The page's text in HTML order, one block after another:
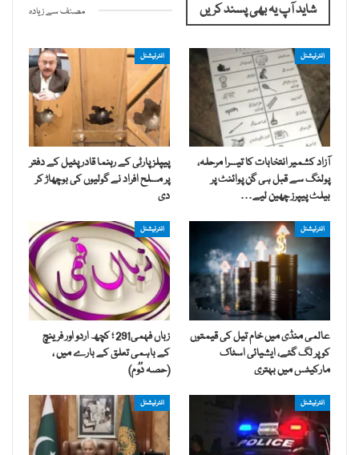
شاید آپ یہ بھی پسند کریں مصنف سے زیادہ
انٹرنیشنل
آزاد کشمیر انتخابات کا تیسرا مرحلہ،
پولنگ سے قبل ہی گن پوائنٹ پر
بیلٹ پیپرز چھین لیے…
انٹرنیشنل
پیپلز پارٹی کے رہنما قادر پٹیل کے دفتر
پر مسلح افراد نے گولیوں کی بوچھاڑ کر
دی
انٹرنیشنل
عالمی منڈی میں خام تیل کی قیمتوں
کو پر لگ گئے، ایشیائی اسٹاک
مارکیٹس میں بہتری
انٹرنیشنل
زباں فہمی291 ؛ کچھ اردو اور فرینچ
کے باہمی تعلق کے بارے میں ،
(حصہ دُوُم)
انٹرنیشنل انٹرنیشنل